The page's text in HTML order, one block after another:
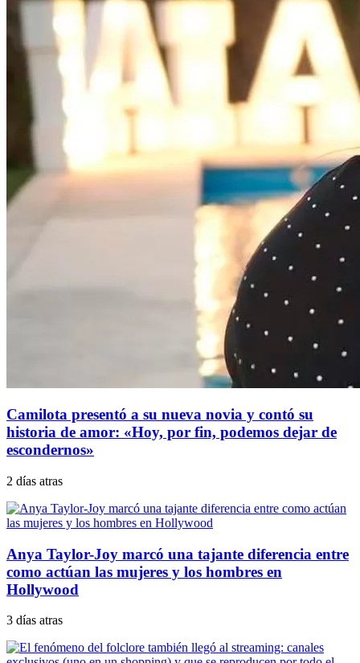
Camilota presentó a su nueva novia y contó su
historia de amor: «Hoy, por fin, podemos dejar de
escondernos»
2 días atras
Anya Taylor-Joy marcó una tajante diferencia entre
como actúan las mujeres y los hombres en
Hollywood
3 días atras